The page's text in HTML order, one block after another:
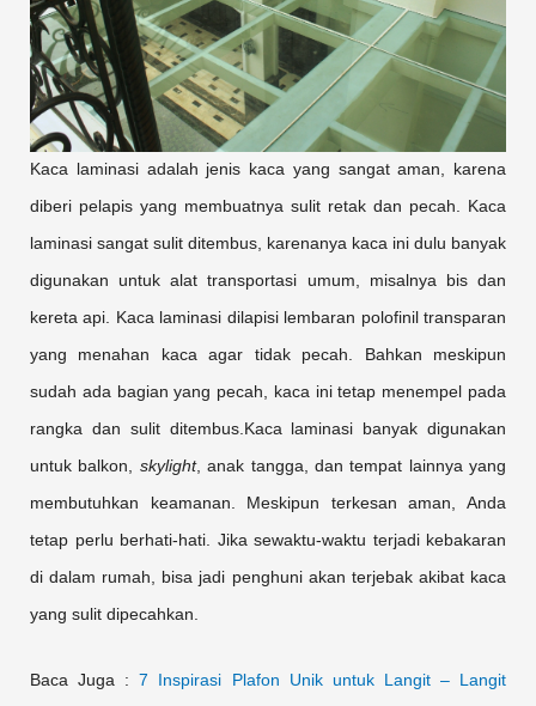
Kaca laminasi adalah jenis kaca yang sangat aman, karena
diberi pelapis yang membuatnya sulit retak dan pecah. Kaca
laminasi sangat sulit ditembus, karenanya kaca ini dulu banyak
digunakan untuk alat transportasi umum, misalnya bis dan
kereta api. Kaca laminasi dilapisi lembaran polofinil transparan
yang menahan kaca agar tidak pecah. Bahkan meskipun
sudah ada bagian yang pecah, kaca ini tetap menempel pada
rangka dan sulit ditembus.Kaca laminasi banyak digunakan
untuk balkon, skylight, anak tangga, dan tempat lainnya yang
membutuhkan keamanan. Meskipun terkesan aman, Anda
tetap perlu berhati-hati. Jika sewaktu-waktu terjadi kebakaran
di dalam rumah, bisa jadi penghuni akan terjebak akibat kaca
yang sulit dipecahkan.
Baca Juga :7 Inspirasi Plafon Unik untuk Langit – Langit